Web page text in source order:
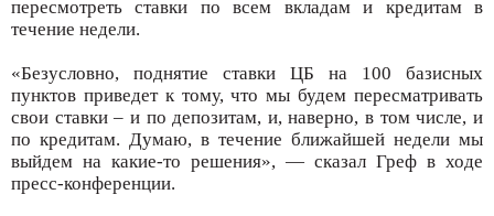
пересмотреть ставки по всем вкладам и кредитам в
течение недели.
«Безусловно, поднятие ставки ЦБ на 100 базисных
пунктов приведет к тому, что мы будем пересматривать
свои ставки – и по депозитам, и, наверно, в том числе, и
по кредитам. Думаю, в течение ближайшей недели мы
выйдем на какие-то решения», — сказал Греф в ходе
пресс-конференции.